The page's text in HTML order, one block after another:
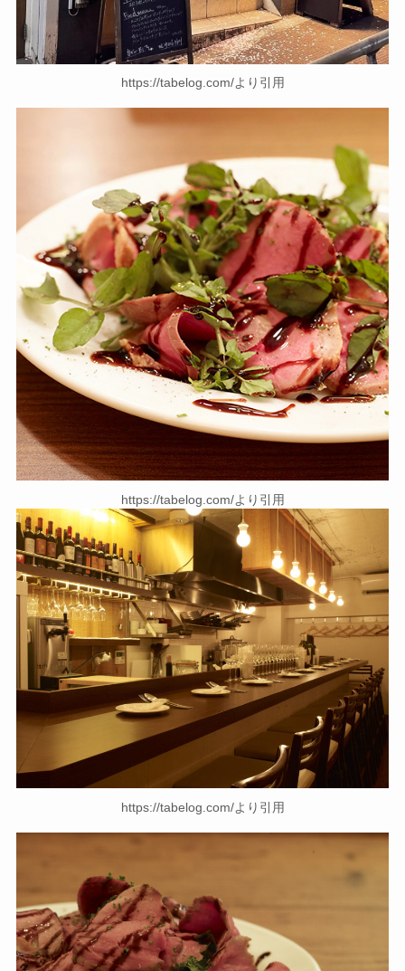
https://tabelog.com/より引用
https://tabelog.com/より引用
https://tabelog.com/より引用